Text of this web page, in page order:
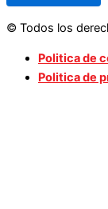
© Todos los
Politica de
Politica de